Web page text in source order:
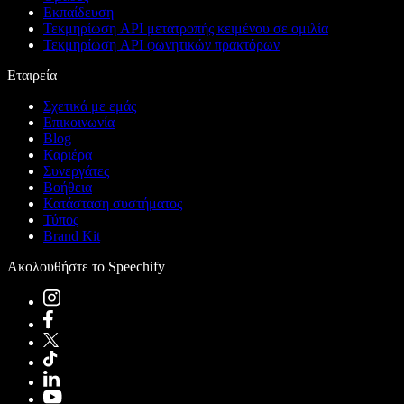
Εκπαίδευση
Τεκμηρίωση API μετατροπής κειμένου σε ομιλία
Τεκμηρίωση API φωνητικών πρακτόρων
Εταιρεία
Σχετικά με εμάς
Επικοινωνία
Blog
Καριέρα
Συνεργάτες
Βοήθεια
Κατάσταση συστήματος
Τύπος
Brand Kit
Ακολουθήστε το Speechify